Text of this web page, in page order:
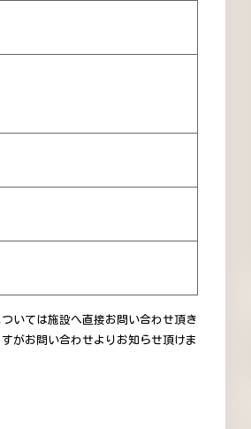
いては施設へ直接お問い合わせ頂き
がお問い合わせよりお知らせ頂けま